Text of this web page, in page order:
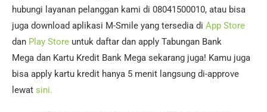
hubungi layanan pelanggan kami di 08041500010, atau bisa
juga download aplikasi M-Smile yang tersedia di App Store
dan Play Store untuk daftar dan apply Tabungan Bank
Mega dan Kartu Kredit Bank Mega sekarang juga! Kamu juga
bisa apply kartu kredit hanya 5 menit langsung di-approve
lewat sini.